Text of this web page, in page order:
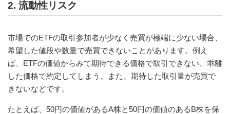
2. 流動性リスク
市場でのETFの取引参加者が少なく売買が極端に少ない場合、
希望した値段や数量で売買できないことがあります。例え
ば、ETFの価値からみて期待できる価格で取引できない、乖離
した価格で約定してしまう、また、期待した取引量が売買で
きないなどです。
たとえば、50円の価値があるA株と50円の価値のあるB株を保